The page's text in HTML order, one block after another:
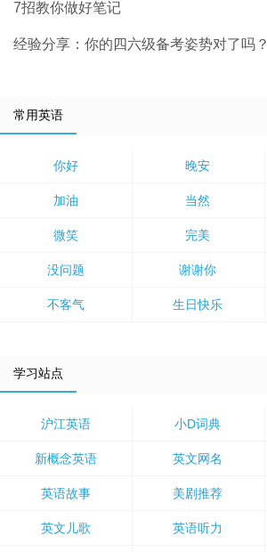
7招教你做好笔记
经验分享：你的四六级备考姿势对了吗？
常用英语
你好 晚安
加油 当然
微笑 完美
没问题 谢谢你
不客气 生日快乐
学习站点
沪江英语 小D词典
新概念英语 英文网名
英语故事 美剧推荐
英文儿歌 英语听力